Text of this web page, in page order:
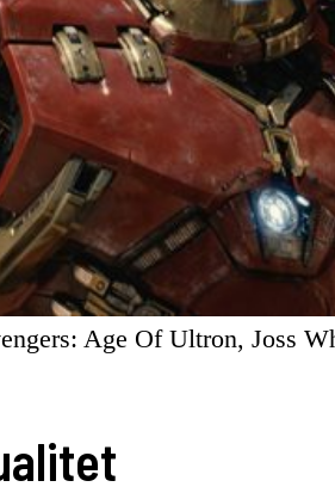
Age Of Ultron, Joss